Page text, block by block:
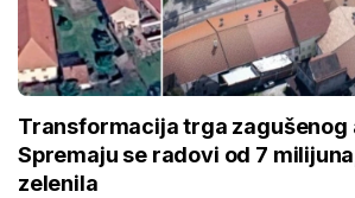
Transformacija trga zagušenog
Spremaju se radovi od 7
zelenila